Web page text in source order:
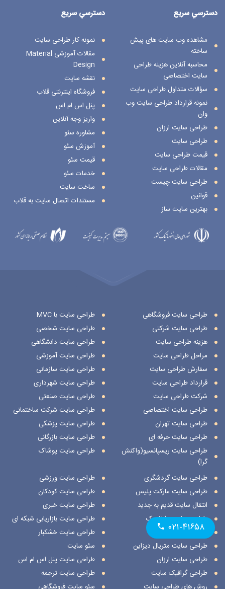
دسترسي سريع
نمونه کار طراحی سایت
مقالات آموزشی Material
Design
نقشه سایت
فروشگاه اینترنتی قلاب
پنل اس ام اس
واریز وجه آنلاین
مشاوره سئو
آموزش سئو
قیمت سئو
خدمات سئو
ساخت سایت
مستندات اتصال سایت به قلاب
دسترسي سريع
مشاهده وب سایت های پیش
ساخته
محاسبه آنلاین هزینه طراحی
سایت اختصاصی
سؤالات متداول طراحی سایت
نمونه قرارداد طراحی سایت وب
وان
طراحی سایت ارزان
طراحی سایت
قیمت طراحی سایت
مقالات طراحی سایت
طراحی سایت چیست
قوانین
بهترین سایت ساز
طراحی سایت فروشگاهی
طراحی سایت شرکتی
هزینه طراحی سایت
مراحل طراحی سایت
سفارش طراحی سایت
قرارداد طراحی سایت
شرکت طراحی سایت
طراحی سایت اختصاصی
طراحی سایت تهران
طراحی سایت حرفه ای
طراحی سایت ریسپانسیو(واکنش
گرا)
طراحی سایت با MVC
طراحی سایت شخصی
طراحی سایت دانشگاهی
طراحی سایت آموزشی
طراحی سایت سازمانی
طراحی سایت شهرداری
طراحی سایت صنعتی
طراحی سایت شرکت ساختمانی
طراحی سایت پزشکی
طراحی سایت بازرگانی
طراحی سایت پوشاک
طراحی سایت گردشگری
طراحی سایت مارکت پلیس
انتقال سایت قدیم به جدید
طراحی سایت داینامیک
طراحی سایت استاتیک
طراحی سایت متریال دیزاین
طراحی سایت ارزان
طراحی گرافیک سایت
روش های طراحی سایت
طراحی سایت ورزشی
طراحی سایت کودکان
طراحی سایت خبری
طراحی سایت بازاریابی شبکه ای
طراحی سایت خشکبار
سئو سایت
طراحی سایت پنل اس ام اس
طراحی سایت ترجمه
سئو سایت فروشگاهی
۰۲۱-۴۱۶۵۸